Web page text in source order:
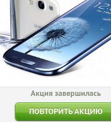
Акция завершилась
ПОВТОРИТЬ АКЦИЮ